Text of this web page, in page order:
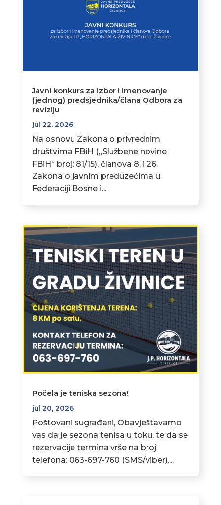
Javni konkurs za izbor i imenovanje
(jednog) predsjednika/člana Odbora za
reviziju
jul 22, 2026
Na osnovu Zakona o privrednim
društvima FBiH („Službene novine
FBiH“ broj: 81/15), članova 8. i 26.
Zakona o javnim preduzećima u
Federaciji Bosne i...
Počela je teniska sezona!
jul 20, 2026
Poštovani sugrađani, Obavještavamo
vas da je sezona tenisa u toku, te da se
rezervacije termina vrše na broj
telefona: 063-697-760 (SMS/viber)....